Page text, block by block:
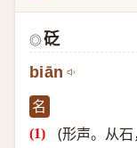
◎ 砭
biān
名
(形声。从